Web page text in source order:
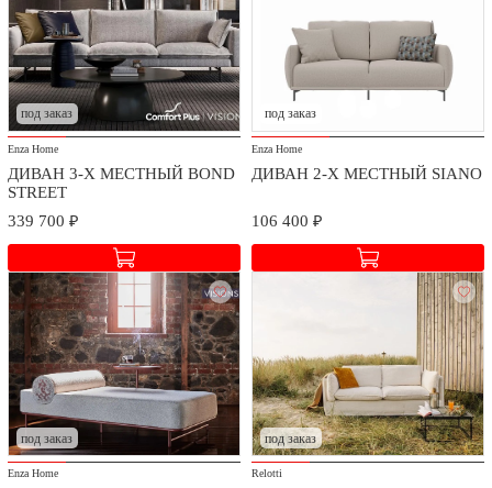
Доставка и сборка
Мы заботимся о безопасности доставки и качестве сборки
приобретаемых товаров.
Стоимость доставки и сборки оговаривается при заключении
договора в зависимости от географического расположения.
под заказ
Enza Home
ДИВАН 3-Х МЕСТНЫЙ BOND
STREET
339 700 ₽
под заказ
Enza Home
ДИВАН 2-Х МЕСТНЫЙ SIANO
106 400 ₽
под заказ
Enza Home
под заказ
Relotti